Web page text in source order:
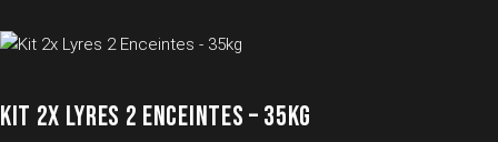
KIT 2X LYRES 2 ENCEINTES – 35KG